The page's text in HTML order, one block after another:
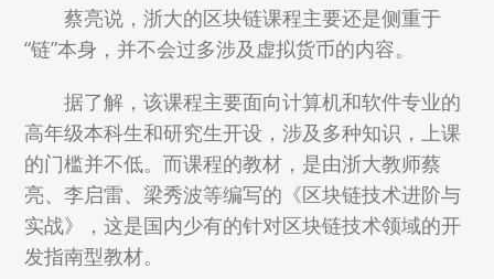
蔡亮说，浙大的区块链课程主要还是侧重于
“链”本身，并不会过多涉及虚拟货币的内容。
据了解，该课程主要面向计算机和软件专业的
高年级本科生和研究生开设，涉及多种知识，上课
的门槛并不低。而课程的教材，是由浙大教师蔡
亮、李启雷、梁秀波等编写的《区块链技术进阶与
实战》，这是国内少有的针对区块链技术领域的开
发指南型教材。